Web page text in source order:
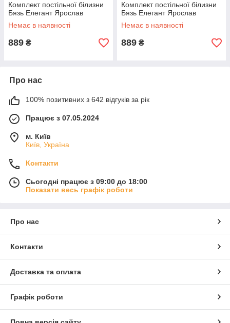
Комплект постільної білизни
Бязь Елегант Ярослав
Немає в наявності
889 ₴
Комплект постільної білизни
Бязь Елегант Ярослав
Немає в наявності
889 ₴
Про нас
100% позитивних з 642 відгуків за рік
Працює з 07.05.2024
м. Київ
Київ, Україна
Контакти
Сьогодні працює з 09:00 до 18:00
Показати весь графік роботи
Про нас
Контакти
Доставка та оплата
Графік роботи